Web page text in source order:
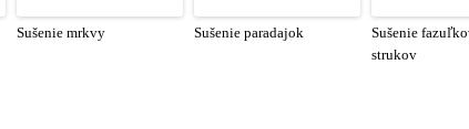
Sušenie mrkvy Sušenie paradajok
Sušenie
strukov